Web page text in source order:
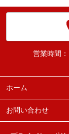
営業時間：
ホーム
お問い合わせ